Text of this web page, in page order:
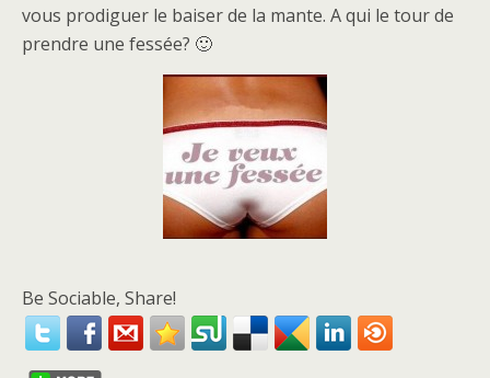
vous prodiguer le baiser de la mante. A qui le tour de
prendre une fessée? 🙂
Be Sociable, Share!